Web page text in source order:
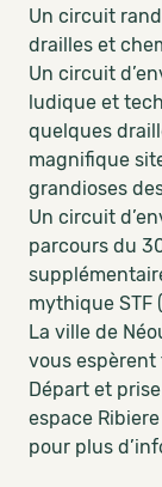
Un circuit
drailles et
Un circuit
ludique et
quelques
magnifique
grandioses
Un circuit
parcours du
mythique STF
La ville de
vous
Départ et
espace
pour plus